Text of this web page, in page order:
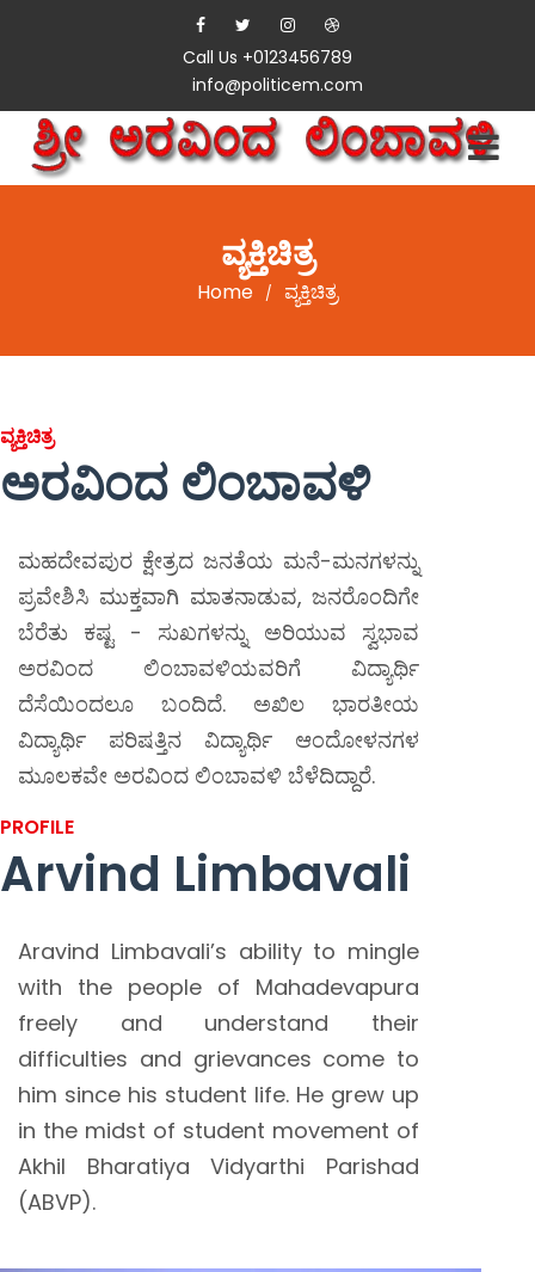
Call Us +0123456789
info@politicem.com
ವ್ಯಕ್ತಿಚಿತ್ರ
Home / ವ್ಯಕ್ತಿಚಿತ್ರ
ವ್ಯಕ್ತಿಚಿತ್ರ
ಅರವಿಂದ ಲಿಂಬಾವಳಿ
ಮಹದೇವಪುರ ಕ್ಷೇತ್ರದ ಜನತೆಯ ಮನೆ-ಮನಗಳನ್ನು
ಪ್ರವೇಶಿಸಿ ಮುಕ್ತವಾಗಿ ಮಾತನಾಡುವ, ಜನರೊಂದಿಗೇ
ಬೆರೆತು ಕಷ್ಟ - ಸುಖಗಳನ್ನು ಅರಿಯುವ ಸ್ವಭಾವ
ಅರವಿಂದ ಲಿಂಬಾವಳಿಯವರಿಗೆ ವಿದ್ಯಾರ್ಥಿ
ದೆಸೆಯಿಂದಲೂ ಬಂದಿದೆ. ಅಖಿಲ ಭಾರತೀಯ
ವಿದ್ಯಾರ್ಥಿ ಪರಿಷತ್ತಿನ ವಿದ್ಯಾರ್ಥಿ ಆಂದೋಳನಗಳ
ಮೂಲಕವೇ ಅರವಿಂದ ಲಿಂಬಾವಳಿ ಬೆಳೆದಿದ್ದಾರೆ.
PROFILE
Arvind Limbavali
Aravind Limbavali’s ability to mingle
with the people of Mahadevapura
freely and understand their
difficulties and grievances come to
him since his student life. He grew up
in the midst of student movement of
Akhil Bharatiya Vidyarthi Parishad
(ABVP).